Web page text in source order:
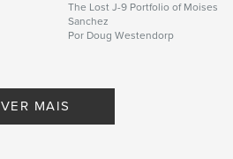
The Lost J-9 Portfolio of Moises
Sanchez
Por Doug Westendorp
VER MAIS